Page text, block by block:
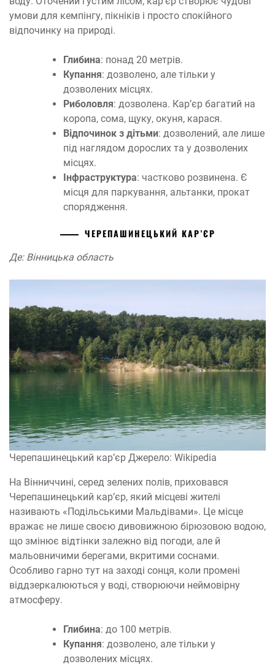
умови для кемпінгу, пікніків і просто спокійного
відпочинку на природі.
Глибина: понад 20 метрів.
Купання: дозволено, але тільки у
дозволених місцях.
Риболовля: дозволена. Кар’єр багатий на
коропа, сома, щуку, окуня, карася.
Відпочинок з дітьми: дозволений, але лише
під наглядом дорослих та у дозволених
місцях.
Інфраструктура: частково розвинена. Є
місця для паркування, альтанки, прокат
спорядження.
ЧЕРЕПАШИНЕЦЬКИЙ КАР’ЄР
Де: Вінницька область
Черепашинецький кар’єр Джерело: Wikipedia
На Вінниччині, серед зелених полів, приховався
Черепашинецький кар’єр, який місцеві жителі
називають «Подільськими Мальдівами». Це місце
вражає не лише своєю дивовижною бірюзовою водою,
що змінює відтінки залежно від погоди, але й
мальовничими берегами, вкритими соснами.
Особливо гарно тут на заході сонця, коли промені
віддзеркалюються у воді, створюючи неймовірну
атмосферу.
Глибина: до 100 метрів.
Купання: дозволено, але тільки у
дозволених місцях.